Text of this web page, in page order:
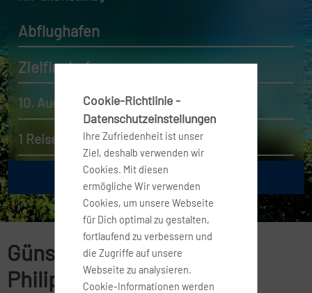
Abflughafen
Zielflughafen
10. Aug. 2026 - 17. Aug. 2026
1 Reisender, Economy
Günstige Flüge nach
Philippinen buchen
Cookie-Richtlinie -
Datenschutzeinstellungen
Ihre Zufriedenheit ist unser
Ziel, deshalb verwenden wir
Cookies. Mit diesen
ermögliche Wir verwenden
Cookies, um unsere Webseite
für Dich optimal zu gestalten,
fortlaufend zu verbessern und
die Zugriffe auf unsere
Webseite zu analysieren.
Cookie-Informationen werden